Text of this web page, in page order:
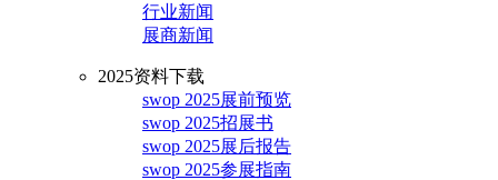
行业新闻
展商新闻
2025资料下载
swop 2025展前预览
swop 2025招展书
swop 2025展后报告
swop 2025参展指南